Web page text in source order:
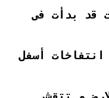
قد بدأت فى
أسفل